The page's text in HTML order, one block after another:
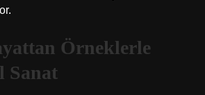
Örneklerle
Sanat